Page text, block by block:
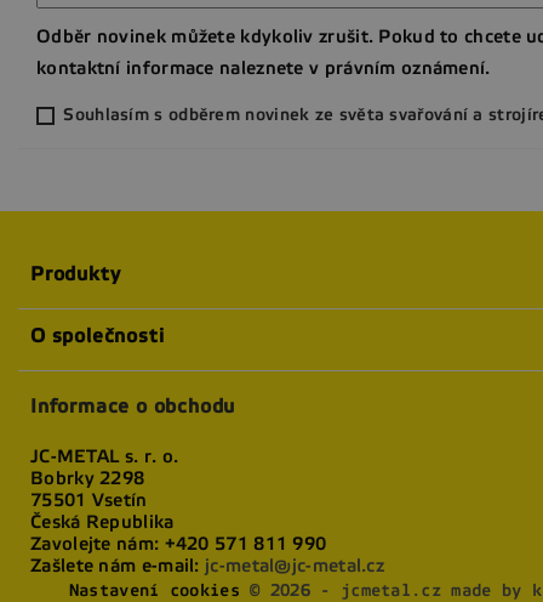
Odběr novinek můžete kdykoliv zrušit. Pokud to chcete
kontaktní informace naleznete v právním oznámení.
Souhlasím s odběrem novinek ze světa svařování a
Produkty
O společnosti
Informace o obchodu
JC-METAL s. r. o.
Bobrky 2298
75501 Vsetín
Česká Republika
Zavolejte nám: +420 571 811 990
Zašlete nám e-mail: jc-metal@jc-metal.cz
Nastavení cookies © 2026 - jcmetal.cz made by